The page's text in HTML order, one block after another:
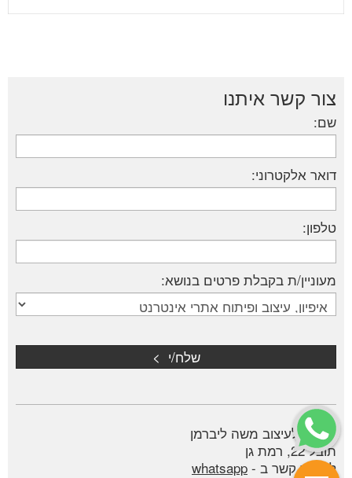
צור קשר איתנו
שם:
דואר אלקטרוני:
טלפון:
מעוניין/ת בקבלת פרטים בנושא:
סטודיו לעיצוב משה ליברמן
תובל 22, רמת גן
ליצירת קשר ב - whatsapp